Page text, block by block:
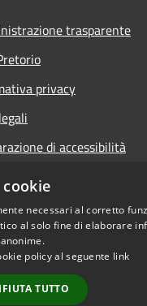
trasparente
privacy
di accessibilità
Copyright © 2026 •
necessari al corretto
al solo fine di elaborare
policy al seguente link
TUTTO